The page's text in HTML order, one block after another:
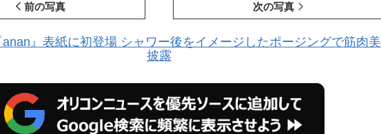
前の写真 次の写真
』表紙に初登場 シャワー後をイメージしたポージングで筋肉美
披露